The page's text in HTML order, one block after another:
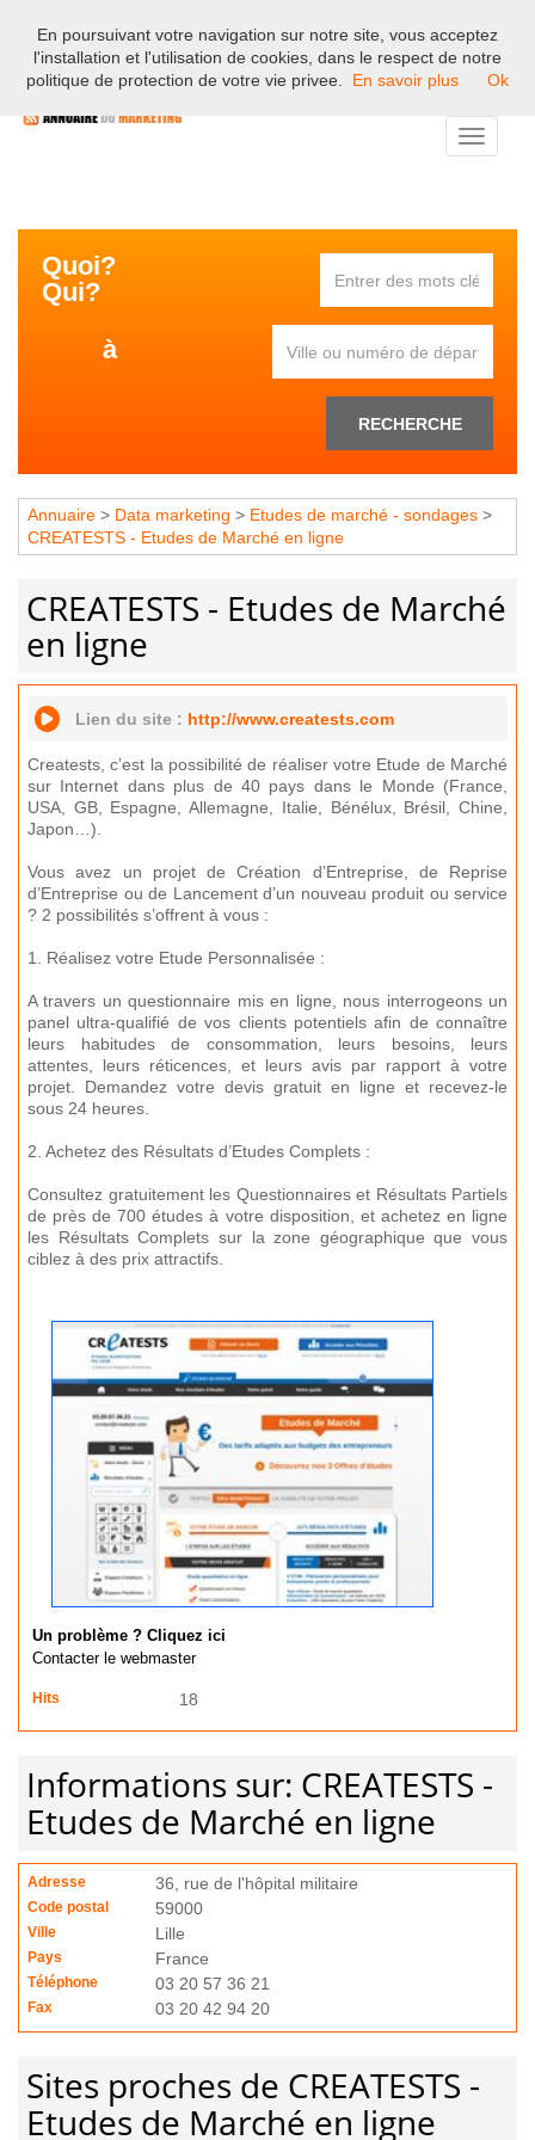
Bienvenue sur l'annuaire professionnel du marketing et de la
communication en France.
Toggle
Quoi?
Qui?
à
RECHERCHE
Annuaire > Data marketing > Etudes de marché - sondages >
CREATESTS - Etudes de Marché en ligne
CREATESTS - Etudes de Marché
en ligne
Lien du site : http://www.creatests.com
Creatests, c’est la possibilité de réaliser votre Etude de Marché
sur Internet dans plus de 40 pays dans le Monde (France,
USA, GB, Espagne, Allemagne, Italie, Bénélux, Brésil, Chine,
Japon…).
Vous avez un projet de Création d’Entreprise, de Reprise
d’Entreprise ou de Lancement d’un nouveau produit ou service
? 2 possibilités s’offrent à vous :
1. Réalisez votre Etude Personnalisée :
A travers un questionnaire mis en ligne, nous interrogeons un
panel ultra-qualifié de vos clients potentiels afin de connaître
leurs habitudes de consommation, leurs besoins, leurs
attentes, leurs réticences, et leurs avis par rapport à votre
projet. Demandez votre devis gratuit en ligne et recevez-le
sous 24 heures.
2. Achetez des Résultats d’Etudes Complets :
Consultez gratuitement les Questionnaires et Résultats Partiels
de près de 700 études à votre disposition, et achetez en ligne
les Résultats Complets sur la zone géographique que vous
ciblez à des prix attractifs.
Un problème ? Cliquez ici
Contacter le webmaster
Hits 18
Informations sur: CREATESTS -
Etudes de Marché en ligne
Adresse 36, rue de l'hôpital militaire
Code postal 59000
Ville Lille
Pays France
Téléphone 03 20 57 36 21
Fax 03 20 42 94 20
Sites proches de CREATESTS -
Etudes de Marché en ligne
En poursuivant votre navigation sur notre site, vous acceptez
l'installation et l'utilisation de cookies, dans le respect de notre
politique de protection de votre vie privee.
En savoir plus Ok